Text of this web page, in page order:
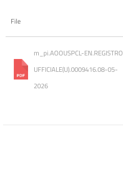
File
m_pi.AOOUSPCL-EN.REGISTRO
UFFICIALE(U).0009416.08-05-
2026